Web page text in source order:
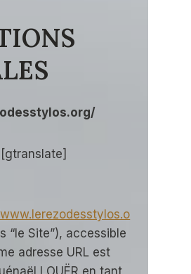
[gtranslate]
“le Site”), accessible
adresse URL est
LOUËR en tant